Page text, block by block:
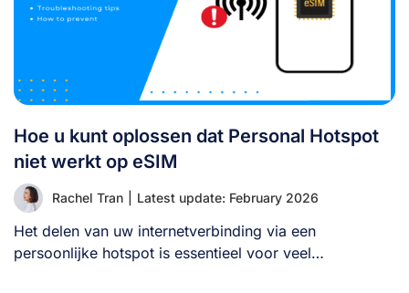
Hoe u kunt oplossen dat Personal Hotspot
niet werkt op eSIM
Rachel Tran Latest update: February 2026
Het delen van uw internetverbinding via een
persoonlijke hotspot is essentieel voor veel